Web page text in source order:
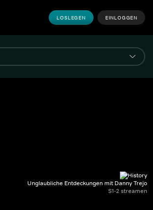
LOSLEGEN EINLOGGEN
Unglaubliche Entdeckungen mit Danny Trejo
S1-2 streamen